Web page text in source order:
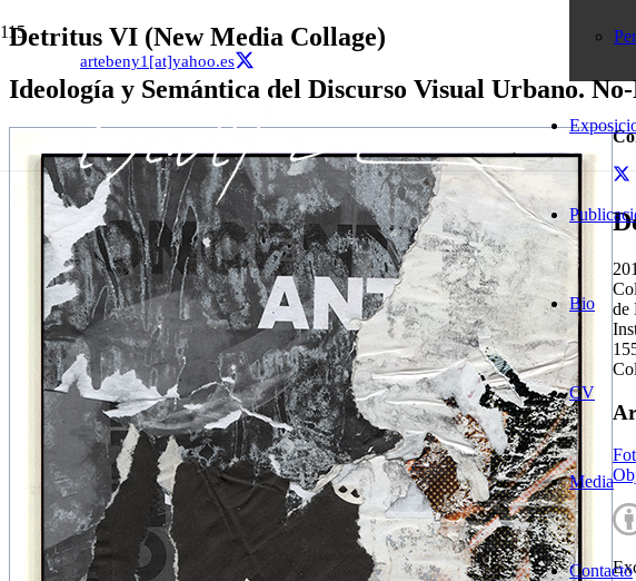
artebeny1[at]yahoo.es
Bio
CV
Media
Contacto
Detritus VI (New Media Collage)
Ideología y Semántica del Discurso Visual Urbano.
de